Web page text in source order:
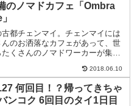
のノマドカフェ「Ombra
古都チェンマイ。チェンマイには
んのお洒落なカフェがあって、世
くさんのノマドワーカーが集ま
高速Wi-Fi付き！電源も使えるカフ
くさんあるんです。チェンマイは
安いし、ノマ...
2018.06.10
何回目！？帰ってきちゃ
ンコク 6回目のタイ1日目